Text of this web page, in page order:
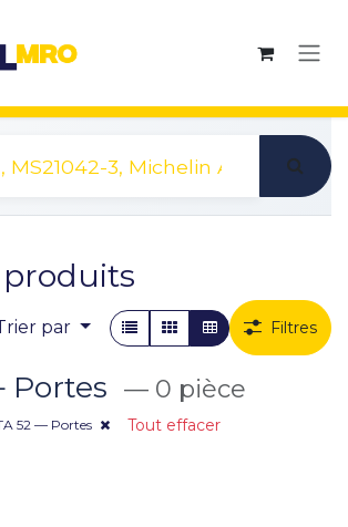
produits
par Filtres
Portes — 0 pièce
52 — Portes Tout effacer